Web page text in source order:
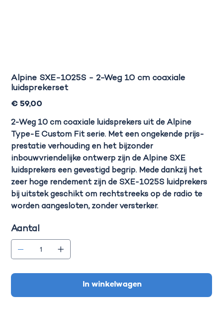
Alpine SXE-1025S - 2-Weg 10 cm coaxiale
luidsprekerset
Prijs
€ 59,00
2-Weg 10 cm coaxiale luidsprekers uit de Alpine
Type-E Custom Fit serie. Met een ongekende prijs-
prestatie verhouding en het bijzonder
inbouwvriendelijke ontwerp zijn de Alpine SXE
luidsprekers een gevestigd begrip. Mede dankzij het
zeer hoge rendement zijn de SXE-1025S luidprekers
bij uitstek geschikt om rechtstreeks op de radio te
worden aangesloten, zonder versterker.
Aantal
In winkelwagen